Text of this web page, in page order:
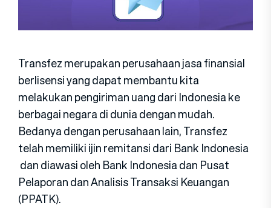
Transfez merupakan perusahaan jasa finansial
berlisensi yang dapat membantu kita
melakukan pengiriman uang dari Indonesia ke
berbagai negara di dunia dengan mudah.
Bedanya dengan perusahaan lain, Transfez
telah memiliki ijin remitansi dari Bank Indonesia
dan diawasi oleh Bank Indonesia dan Pusat
Pelaporan dan Analisis Transaksi Keuangan
(PPATK).